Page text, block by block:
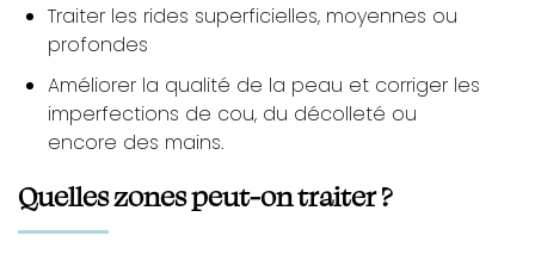
Traiter les rides superficielles, moyennes ou
profondes
Améliorer la qualité de la peau et corriger les
imperfections de cou, du décolleté ou
encore des mains.
Quelles zones peut-on traiter ?